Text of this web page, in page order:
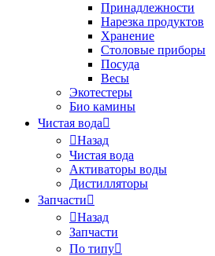
Принадлежности
Нарезка продуктов
Хранение
Столовые приборы
Посуда
Весы
Экотестеры
Био камины
Чистая вода
Назад
Чистая вода
Активаторы воды
Дистилляторы
Запчасти
Назад
Запчасти
По типу